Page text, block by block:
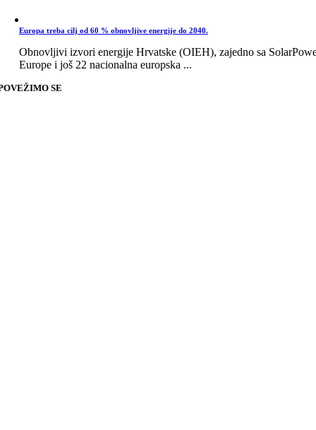
Europa treba cilj od 60 % obnovljive energije do 2040.
Obnovljivi izvori energije Hrvatske (OIEH), zajedno sa
Europe i još 22 nacionalna europska ...
SE